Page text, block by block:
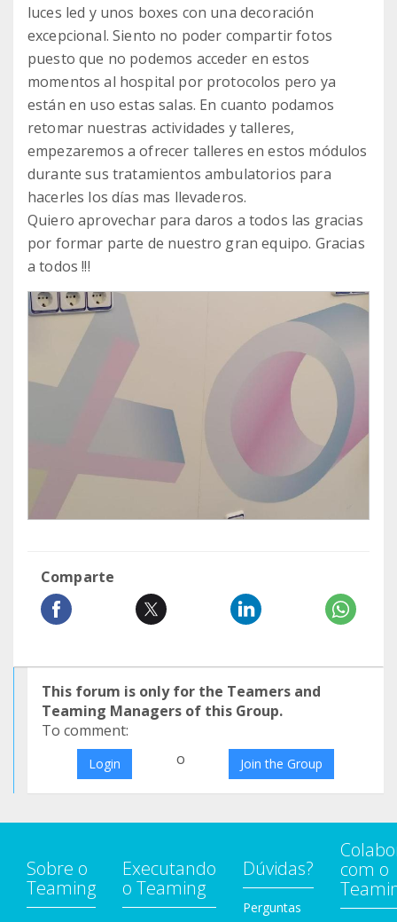
luces led y unos boxes con una decoración
excepcional. Siento no poder compartir fotos
puesto que no podemos acceder en estos
momentos al hospital por protocolos pero ya
están en uso estas salas. En cuanto podamos
retomar nuestras actividades y talleres,
empezaremos a ofrecer talleres en estos módulos
durante sus tratamientos ambulatorios para
hacerles los días mas llevaderos.
Quiero aprovechar para daros a todos las gracias
por formar parte de nuestro gran equipo. Gracias
a todos !!!
Comparte
This forum is only for the Teamers and
Teaming Managers of this Group.
To comment:
Login o Join the Group
Sobre o
Teaming
Executando
o Teaming
Dúvidas?
Perguntas
com o